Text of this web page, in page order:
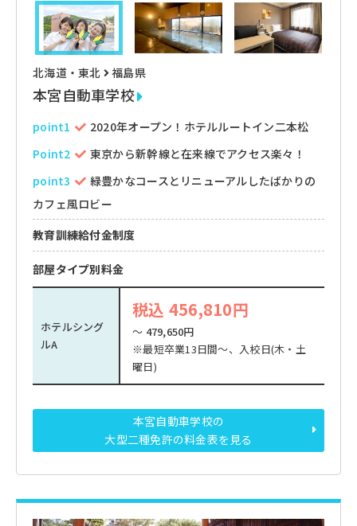
北海道・東北 福島県
本宮自動車学校
point1
2020年オープン！ホテルルートイン二本松
Point2
東京から新幹線と在来線でアクセス楽々！
point3
緑豊かなコースとリニューアルしたばかりの
カフェ風ロビー
教育訓練給付金制度
部屋タイプ別料金
ホテルシング
ルA
税込 456,810円
～ 479,650円
※最短卒業13日間～、入校日(木・土
曜日)
本宮自動車学校の
大型二種免許の料金表を見る